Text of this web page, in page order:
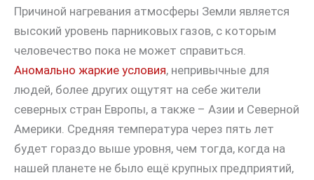
Причиной нагревания атмосферы Земли является
высокий уровень парниковых газов, с которым
человечество пока не может справиться.
Аномально жаркие условия, непривычные для
людей, более других ощутят на себе жители
северных стран Европы, а также – Азии и Северной
Америки. Средняя температура через пять лет
будет гораздо выше уровня, чем тогда, когда на
нашей планете не было ещё крупных предприятий,